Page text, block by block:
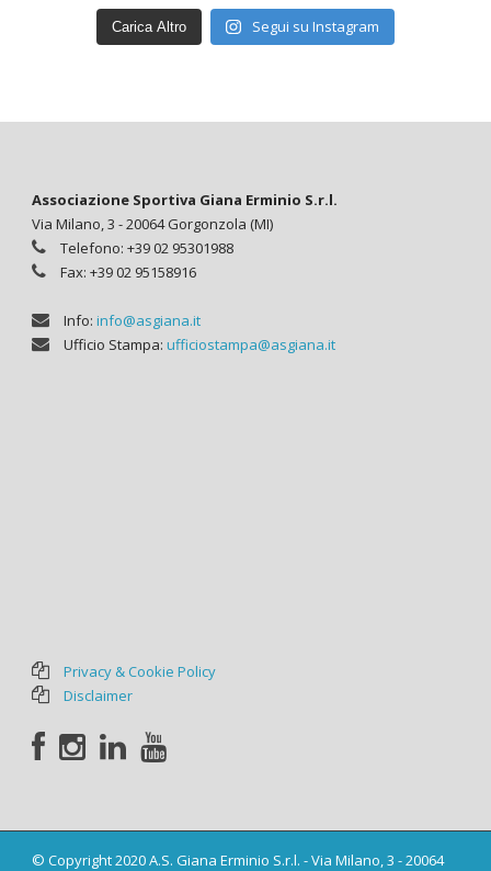
Carica Altro Segui su Instagram
Associazione Sportiva Giana Erminio S.r.l.
Via Milano, 3 - 20064 Gorgonzola (MI)
Telefono: +39 02 95301988
Fax: +39 02 95158916
Info: info@asgiana.it
Ufficio Stampa: ufficiostampa@asgiana.it
Privacy & Cookie Policy
Disclaimer
© Copyright 2020 A.S. Giana Erminio S.r.l. - Via Milano, 3 - 20064